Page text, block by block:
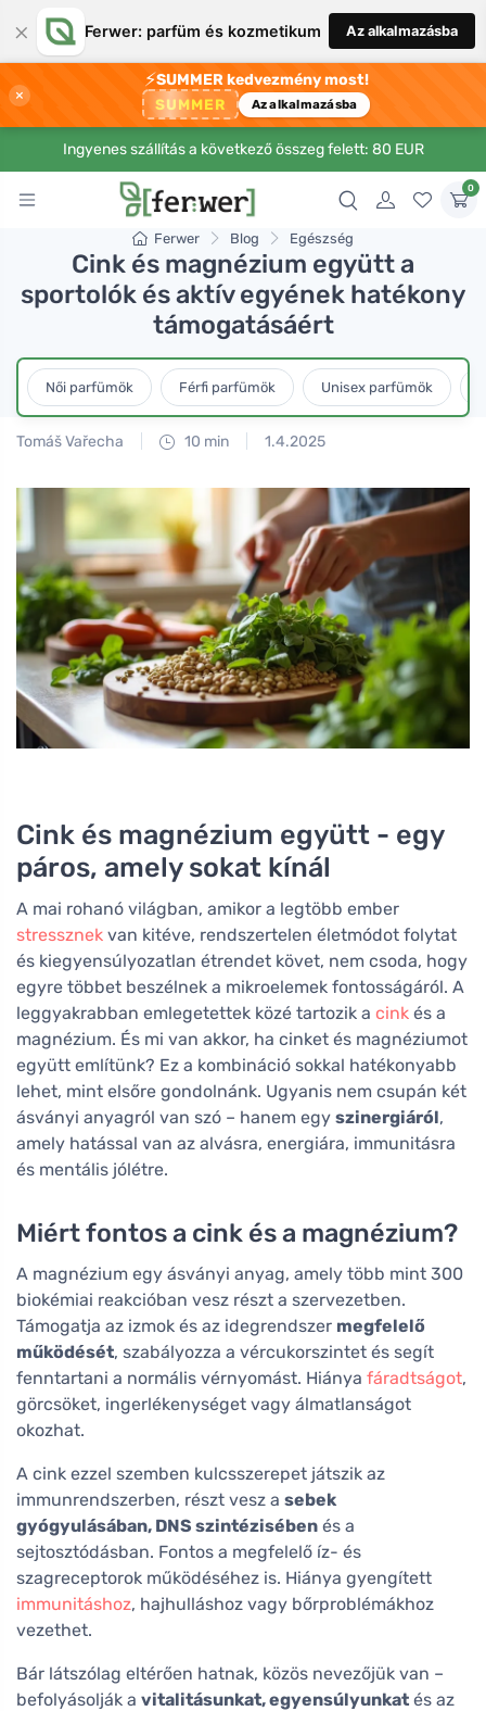
× Ferwer: parfüm és kozmetikum Az alkalmazásba
×
⚡SUMMER kedvezmény most!
SUMMER Az alkalmazásba
Ingyenes szállítás a következő összeg felett: 80 EUR
0
Ferwer Blog Egészség
Cink és magnézium együtt a
sportolók és aktív egyének hatékony
támogatásáért
Női parfümök Férfi parfümök Unisex parfümök
Tomáš Vařecha 10 min 1.4.2025
Cink és magnézium együtt - egy
páros, amely sokat kínál
A mai rohanó világban, amikor a legtöbb ember
stressznek van kitéve, rendszertelen életmódot folytat
és kiegyensúlyozatlan étrendet követ, nem csoda, hogy
egyre többet beszélnek a mikroelemek fontosságáról. A
leggyakrabban emlegetettek közé tartozik a cink és a
magnézium. És mi van akkor, ha cinket és magnéziumot
együtt említünk? Ez a kombináció sokkal hatékonyabb
lehet, mint elsőre gondolnánk. Ugyanis nem csupán két
ásványi anyagról van szó – hanem egy szinergiáról,
amely hatással van az alvásra, energiára, immunitásra
és mentális jólétre.
Miért fontos a cink és a magnézium?
A magnézium egy ásványi anyag, amely több mint 300
biokémiai reakcióban vesz részt a szervezetben.
Támogatja az izmok és az idegrendszer megfelelő
működését, szabályozza a vércukorszintet és segít
fenntartani a normális vérnyomást. Hiánya fáradtságot,
görcsöket, ingerlékenységet vagy álmatlanságot
okozhat.
A cink ezzel szemben kulcsszerepet játszik az
immunrendszerben, részt vesz a sebek
gyógyulásában, DNS szintézisében és a
sejtosztódásban. Fontos a megfelelő íz- és
szagreceptorok működéséhez is. Hiánya gyengített
immunitáshoz, hajhulláshoz vagy bőrproblémákhoz
vezethet.
Bár látszólag eltérően hatnak, közös nevezőjük van –
befolyásolják a vitalitásunkat, egyensúlyunkat és az